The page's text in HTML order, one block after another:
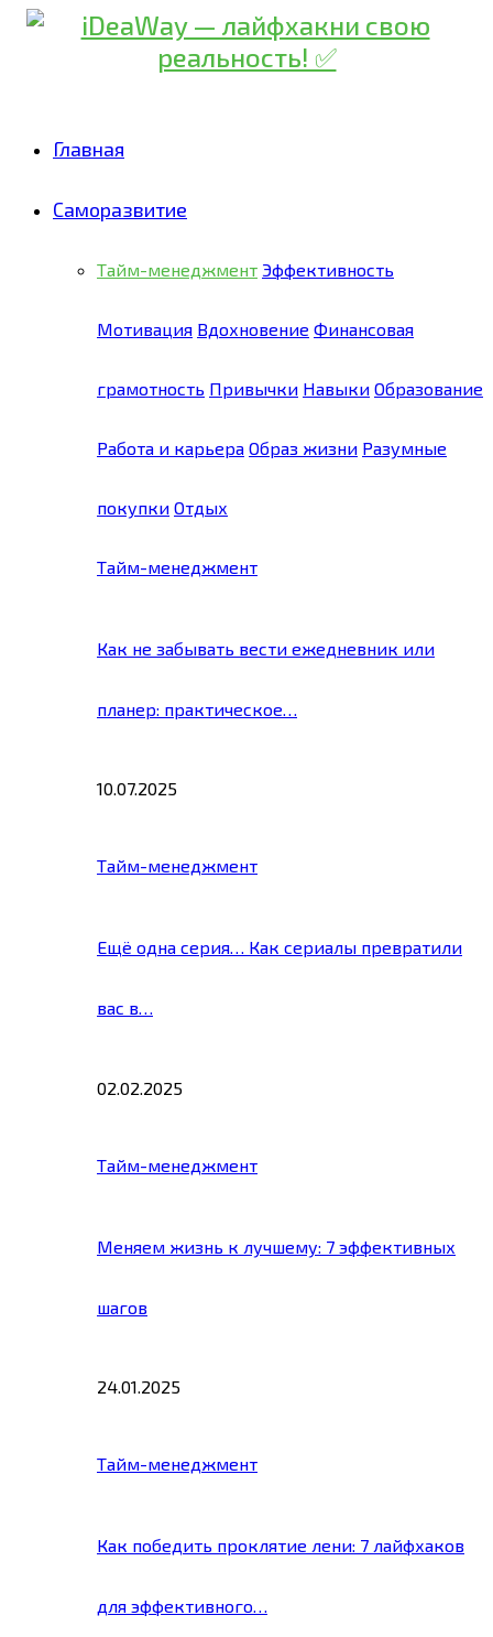
Главная
Саморазвитие
Тайм-менеджмент Эффективность
Мотивация Вдохновение Финансовая
грамотность Привычки Навыки Образование
Работа и карьера Образ жизни Разумные
покупки Отдых
Тайм-менеджмент
Как не забывать вести ежедневник или
планер: практическое…
10.07.2025
Тайм-менеджмент
Ещё одна серия… Как сериалы превратили
вас в…
02.02.2025
Тайм-менеджмент
Меняем жизнь к лучшему: 7 эффективных
шагов
24.01.2025
Тайм-менеджмент
Как победить проклятие лени: 7 лайфхаков
для эффективного…